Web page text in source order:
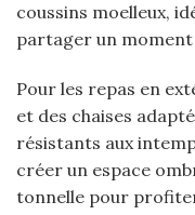
coussins moelleux,
partager un
Pour les repas en
et des chaises
résistants aux
créer un espace
tonnelle pour